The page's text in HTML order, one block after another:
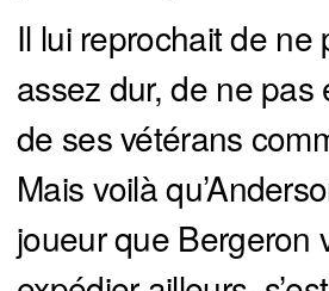
Il lui reprochait de ne
assez dur, de ne pas
de ses vétérans
Mais voilà
joueur que Bergeron